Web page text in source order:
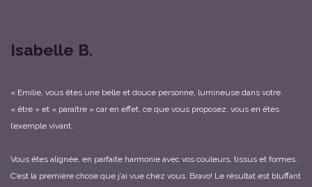
Isabelle B.
« Emilie, vous êtes une belle et douce personne, lumineuse dans votre
« être » et « paraître » car en effet, ce que vous proposez, vous en êtes
l’exemple vivant.
Vous êtes alignée, en parfaite harmonie avec vos couleurs, tissus et formes.
C’est la première chose que j’ai vue chez vous. Bravo! Le résultat est bluffant